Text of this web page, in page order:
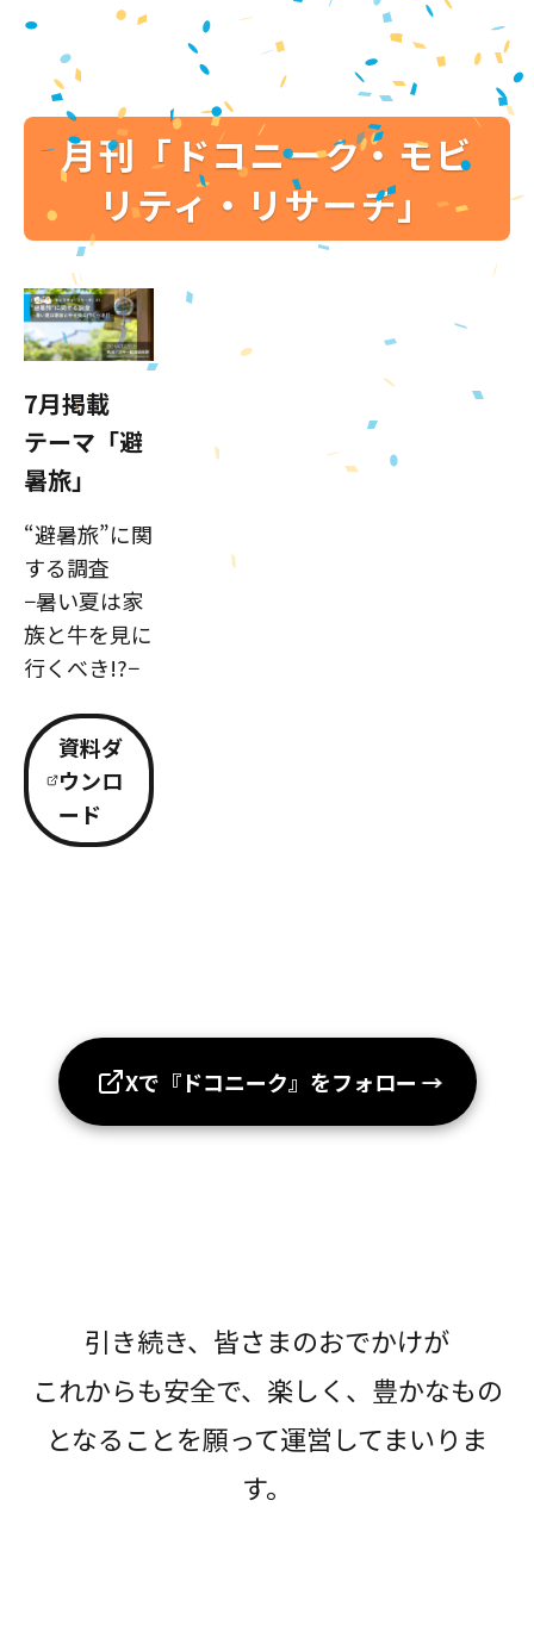
月刊「ドコニーク・モビ
リティ・リサーチ」
7月掲載
テーマ「避
暑旅」
“避暑旅”に関
する調査
−暑い夏は家
族と牛を見に
行くべき!?−
資料ダ
ウンロ
ード
Xで『ドコニーク』をフォロー →
引き続き、皆さまのおでかけが
これからも安全で、楽しく、豊かなもの
となることを願って運営してまいりま
す。